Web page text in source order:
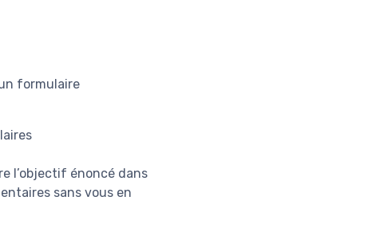
formulaire
l’objectif énoncé dans
sans vous en